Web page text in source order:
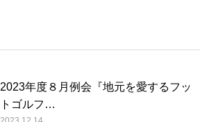
2023年度８月例会『地元を愛するフッ
トゴルフ…